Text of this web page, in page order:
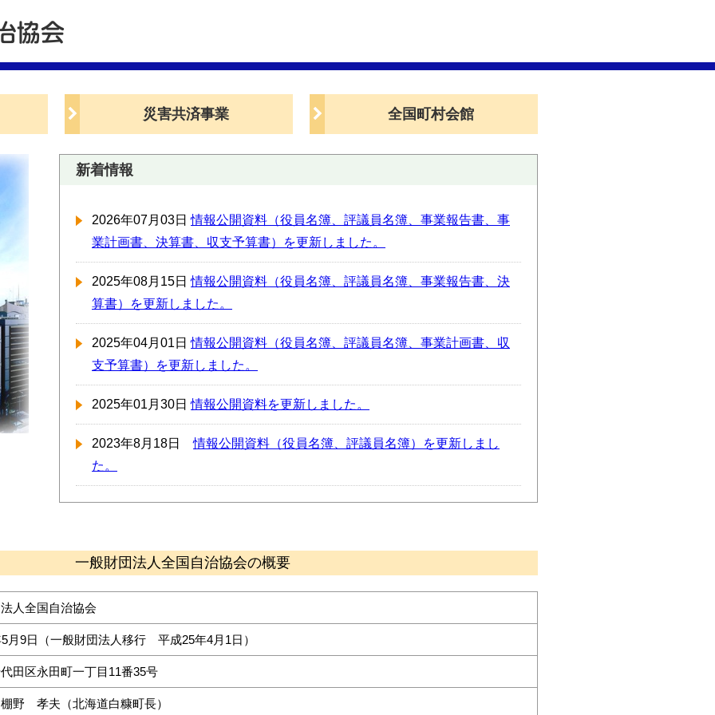
災害共済事業 全国町村会館
新着情報
2026年07月03日情報公開資料（役員名簿、評議員名簿、事業報告書、事
業計画書、決算書、収支予算書）を更新しました。
2025年08月15日情報公開資料（役員名簿、評議員名簿、事業報告書、決
算書）を更新しました。
2025年04月01日情報公開資料（役員名簿、評議員名簿、事業計画書、収
支予算書）を更新しました。
2025年01月30日情報公開資料を更新しました。
2023年8月18日情報公開資料（役員名簿、評議員名簿）を更新しまし
た。
一般財団法人全国自治協会の概要
人全国自治協会
月9日（一般財団法人移行 平成25年4月1日）
田区永田町一丁目11番35号
野 孝夫（北海道白糠町長）